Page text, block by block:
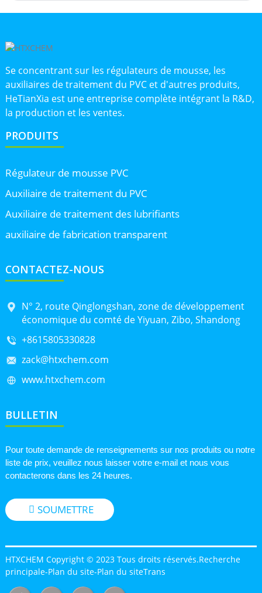
Se concentrant sur les régulateurs de mousse, les
auxiliaires de traitement du PVC et d'autres produits,
HeTianXia est une entreprise complète intégrant la R&D,
la production et les ventes.
PRODUITS
Régulateur de mousse PVC
Auxiliaire de traitement du PVC
Auxiliaire de traitement des lubrifiants
auxiliaire de fabrication transparent
CONTACTEZ-NOUS
N° 2, route Qinglongshan, zone de développement
économique du comté de Yiyuan, Zibo, Shandong
+8615805330828
zack@htxchem.com
www.htxchem.com
BULLETIN
Pour toute demande de renseignements sur nos produits ou notre
liste de prix, veuillez nous laisser votre e-mail et nous vous
contacterons dans les 24 heures.
SOUMETTRE
HTXCHEM Copyright © 2023 Tous droits réservés.Recherche
principale-Plan du site-Plan du siteTrans